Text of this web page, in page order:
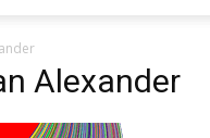
Alexander